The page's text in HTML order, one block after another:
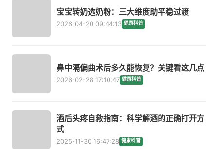
宝宝转奶选奶粉：三大维度助平稳过渡
2026-04-20 09:44:13 健康科普
鼻中隔偏曲术后多久能恢复？关键看这几点
2026-02-28 17:10:47 健康科普
酒后头疼自救指南：科学解酒的正确打开方
式
2025-11-30 16:47:28 健康科普